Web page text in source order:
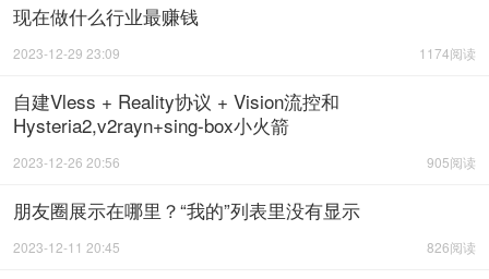
现在做什么行业最赚钱
1174阅读
2023-12-29 23:09
自建Vless + Reality协议 + Vision流控和
Hysteria2,v2rayn+sing-box小火箭
905阅读
2023-12-26 20:56
朋友圈展示在哪里？“我的”列表里没有显示
826阅读
2023-12-11 20:45